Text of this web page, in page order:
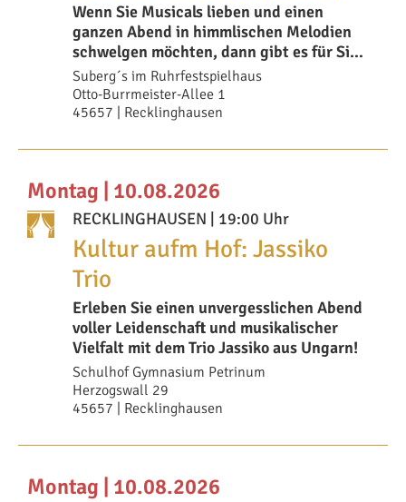
Wenn Sie Musicals lieben und einen
ganzen Abend in himmlischen Melodien
schwelgen möchten, dann gibt es für Sie
unser Din
Suberg´s im Ruhrfestspielhaus
Otto-Burrmeister-Allee 1
45657 | Recklinghausen
Montag | 10.08.2026
RECKLINGHAUSEN | 19:00 Uhr
Kultur aufm Hof: Jassiko
Trio
Erleben Sie einen unvergesslichen Abend
voller Leidenschaft und musikalischer
Vielfalt mit dem Trio Jassiko aus Ungarn!
Schulhof Gymnasium Petrinum
Herzogswall 29
45657 | Recklinghausen
Montag | 10.08.2026